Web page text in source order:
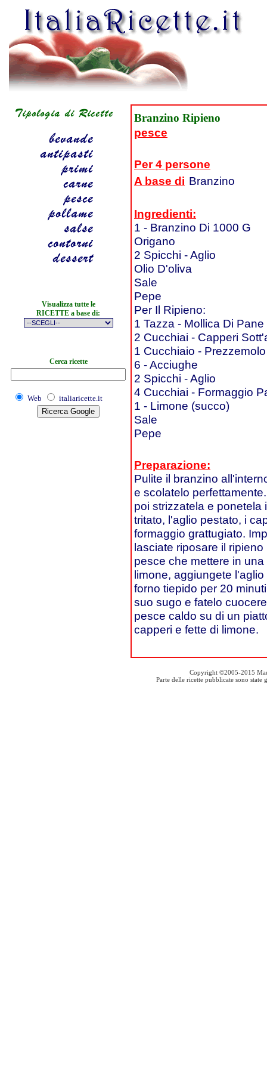
Visualizza tutte le
RICETTE a base di:
Cerca ricette
Web italiaricette.it
Branzino Ripieno
pesce
Per 4 persone
A base di Branzino
Ingredienti:
1 - Branzino Di 1000 G
Origano
2 Spicchi - Aglio
Olio D'oliva
Sale
Pepe
Per Il Ripieno:
1 Tazza - Mollica Di
2 Cucchiai - Capperi
1 Cucchiaio -
6 - Acciughe
2 Spicchi - Aglio
4 Cucchiai - Formaggio
1 - Limone (succo)
Sale
Pepe
Preparazione:
Pulite il branzino
e scolatelo
poi strizzatela e
tritato, l'aglio pestato, i
formaggio grattugiato.
lasciate riposare il
pesce che mettere in
limone, aggiungete
forno tiepido per 20
suo sugo e fatelo
pesce caldo su di un
capperi e fette di limone.
Copyright ©2005-2015
Parte delle ricette pubblicate sono state